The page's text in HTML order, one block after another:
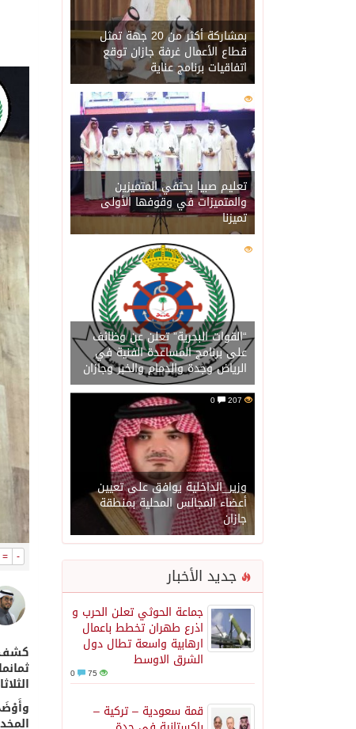
07/08/2026اكتمال استقبال الدفعة
07/08/2026التحالف: إصابة (11) مدنياً في نجران نتيجة اعتداءات حوثية إرهابية
07/08/2026التحالف يعزي الحكومة
07/08/2026مصدر سعودي مسؤول:
07/08/2026حالة الطقس المتوقعة
07/08/2026إجتماع المكتب التعريفي
بمشاركة أكثر من 20 جهة تمثل
قطاع الأعمال غرفة جازان توقع
اتفاقيات برنامج عناية
217
تعليم صبيا يحتفي المتميزين
والمتميزات في وقوفها الأولى
تميزنا
211
“القوات البحرية” تعلن عن وظائف
على برنامج المساعدة الفنية في
الرياض وجدة والدمام والخبر وجازان
207
وزير_الداخلية يوافق على تعيين
أعضاء المجالس المحلية بمنطقة
جازان
جديد الأخبار
جماعة الحوثي تعلن الحرب و
اذرع طهران تخطط باعمال
ارهابية واسعة تطال دول
الشرق الاوسط
75
قمة سعودية – تركية –
= -
الثلاثاء ٦/ ٥ / ١٤٣٩هـ والأَرْبِعَاء